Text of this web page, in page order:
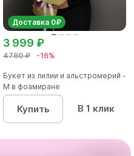
Доставка 0₽
4780 ₽ -16%
3 999 ₽
Букет из лилии и альстромерий -
M в фоамиране
Купить В 1 клик